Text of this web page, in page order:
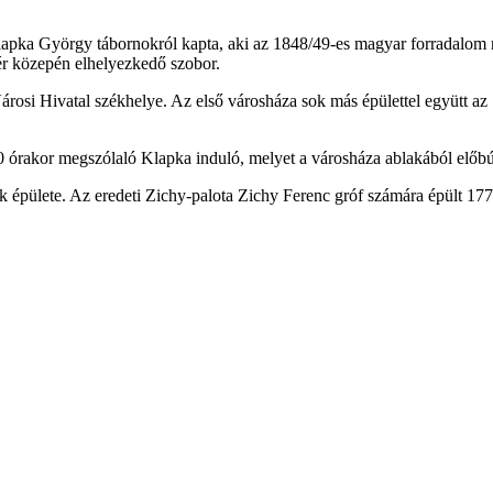
György tábornokról kapta, aki az 1848/49-es magyar forradalom
közepén elhelyezkedő szobor.
Hivatal székhelye. Az első városháza sok más épülettel együtt
megszólaló Klapka induló, melyet a városháza ablakából
Az eredeti Zichy-palota Zichy Ferenc gróf számára épült